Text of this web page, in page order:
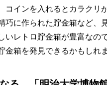
インを入れるとカラクリ
巧に作られた貯金箱など、
いレトロ貯金箱が豊富なの
金箱を発見できるかもしれま